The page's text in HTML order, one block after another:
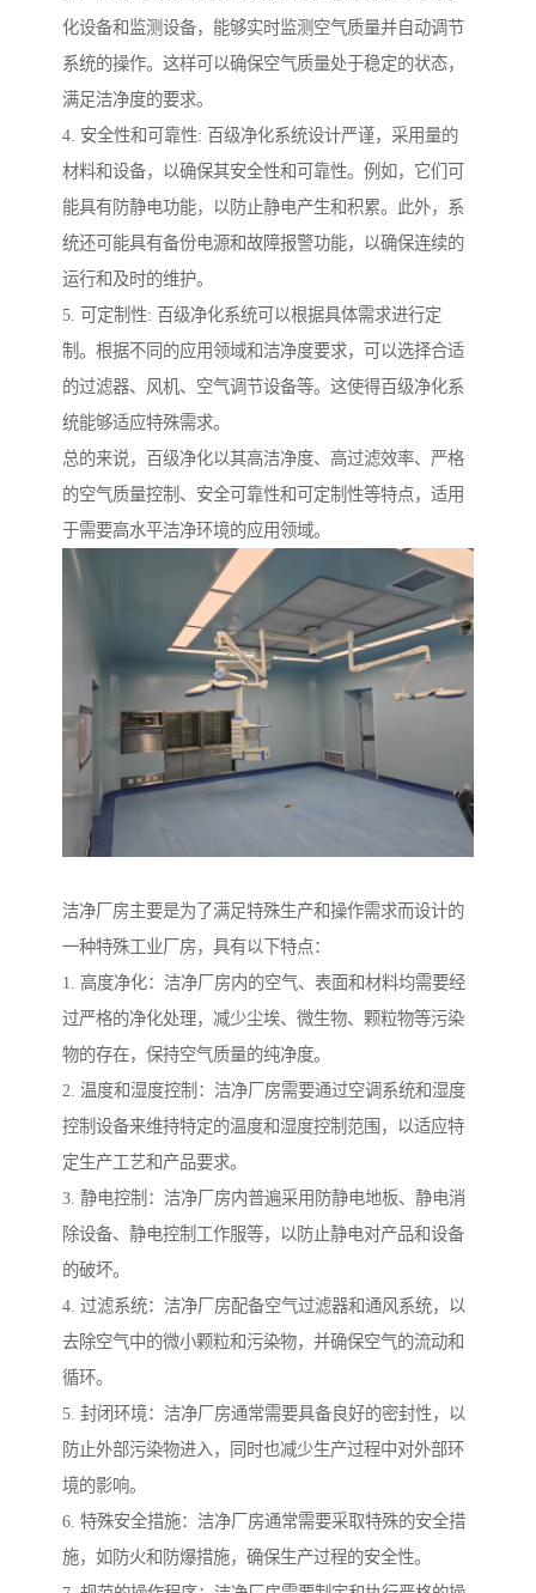
化设备和监测设备，能够实时监测空气质量并自动调节
系统的操作。这样可以确保空气质量处于稳定的状态，
满足洁净度的要求。
4. 安全性和可靠性: 百级净化系统设计严谨，采用量的
材料和设备，以确保其安全性和可靠性。例如，它们可
能具有防静电功能，以防止静电产生和积累。此外，系
统还可能具有备份电源和故障报警功能，以确保连续的
运行和及时的维护。
5. 可定制性: 百级净化系统可以根据具体需求进行定
制。根据不同的应用领域和洁净度要求，可以选择合适
的过滤器、风机、空气调节设备等。这使得百级净化系
统能够适应特殊需求。
总的来说，百级净化以其高洁净度、高过滤效率、严格
的空气质量控制、安全可靠性和可定制性等特点，适用
于需要高水平洁净环境的应用领域。
洁净厂房主要是为了满足特殊生产和操作需求而设计的
一种特殊工业厂房，具有以下特点：
1. 高度净化：洁净厂房内的空气、表面和材料均需要经
过严格的净化处理，减少尘埃、微生物、颗粒物等污染
物的存在，保持空气质量的纯净度。
2. 温度和湿度控制：洁净厂房需要通过空调系统和湿度
控制设备来维持特定的温度和湿度控制范围，以适应特
定生产工艺和产品要求。
3. 静电控制：洁净厂房内普遍采用防静电地板、静电消
除设备、静电控制工作服等，以防止静电对产品和设备
的破坏。
4. 过滤系统：洁净厂房配备空气过滤器和通风系统，以
去除空气中的微小颗粒和污染物，并确保空气的流动和
循环。
5. 封闭环境：洁净厂房通常需要具备良好的密封性，以
防止外部污染物进入，同时也减少生产过程中对外部环
境的影响。
6. 特殊安全措施：洁净厂房通常需要采取特殊的安全措
施，如防火和防爆措施，确保生产过程的安全性。